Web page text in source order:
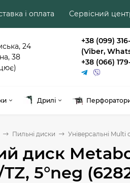
і оплата Сервісний
24
38
+38 (099)
(Viber,
+38 (066)
Дрилі
Пильні диски Універсальні Multi
диск
5°neg